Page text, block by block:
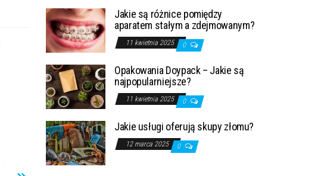
Jakie są różnice pomiędzy
aparatem stałym a zdejmowanym?
11 kwietnia 2025 0
Opakowania Doypack – Jakie są
najpopularniejsze?
11 kwietnia 2025 0
Jakie usługi oferują skupy złomu?
12 marca 2025 0